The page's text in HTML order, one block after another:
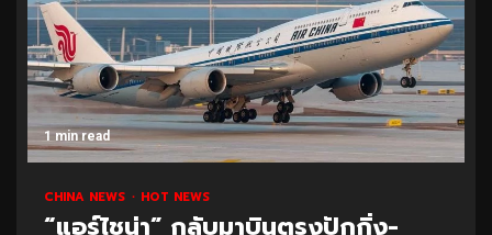
1 min read
CHINA NEWS HOT NEWS
“แอร์ไชน่า” กลับมาบินตรงปักกิ่ง-